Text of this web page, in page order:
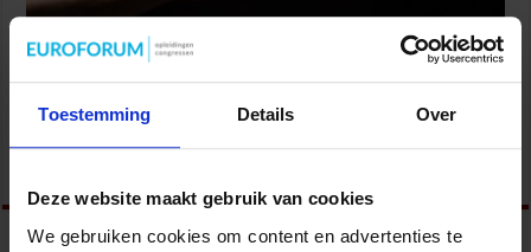
Toestemming Details Over
Deze website maakt gebruik van cookies
We gebruiken cookies om content en advertenties te
Kabinet werkt aan verbetering aanpak van geweld
tegen vrouwen, huiselijk geweld en